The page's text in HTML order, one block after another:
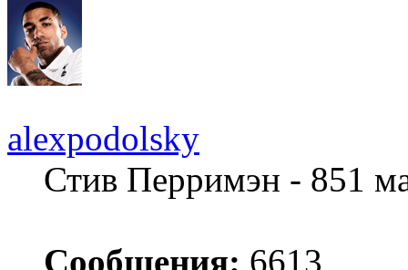
alexpodolsky
Стив Перримэн - 851
Сообщения: 6613